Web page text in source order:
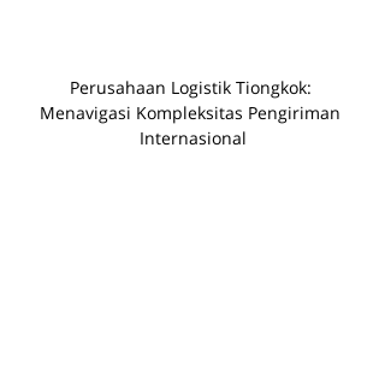
Perusahaan Logistik Tiongkok:
Menavigasi Kompleksitas Pengiriman
Internasional